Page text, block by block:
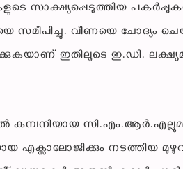
സാക്ഷ്യപ്പെടുത്തിയ
സമീപിച്ചു. വീണയെ ചോദ്യം
ഇതിലൂടെ ഇ.ഡി.
കമ്പനിയായ
എക്സാലോജിക്കും നടത്തിയ